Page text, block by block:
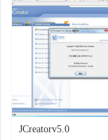
JCreatorv5.0